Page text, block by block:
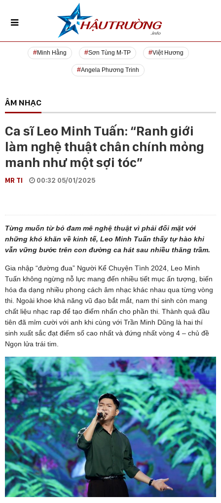
Minh Hằng Sơn Tùng M-TP Việt Hương
Angela Phương Trinh
ÂM NHẠC
Ca sĩ Leo Minh Tuấn: “Ranh giới
làm nghệ thuật chân chính mỏng
manh như một sợi tóc”
MR TI 00:32 05/01/2025
Từng muốn từ bỏ đam mê nghệ thuật vì phải đối mặt với
những khó khăn về kinh tế, Leo Minh Tuấn thấy tự hào khi
vẫn vững bước trên con đường ca hát sau nhiều thăng trầm.
Gia nhập “đường đua” Người Kể Chuyện Tình 2024, Leo Minh
Tuấn không ngừng nỗ lực mang đến nhiều tiết mục ấn tượng, biến
hóa đa dạng nhiều phong cách âm nhạc khác nhau qua từng vòng
thi. Ngoài khoe khả năng vũ đạo bắt mắt, nam thí sinh còn mang
chất liệu nhạc rap để tạo điểm nhấn cho phần thi. Thành quả đầu
tiên đã mỉm cười với anh khi cùng với Trần Minh Dũng là hai thí
sinh xuất sắc đạt điểm số cao nhất và đứng nhất vòng 4 – chủ đề
Ngọn lửa trái tim.